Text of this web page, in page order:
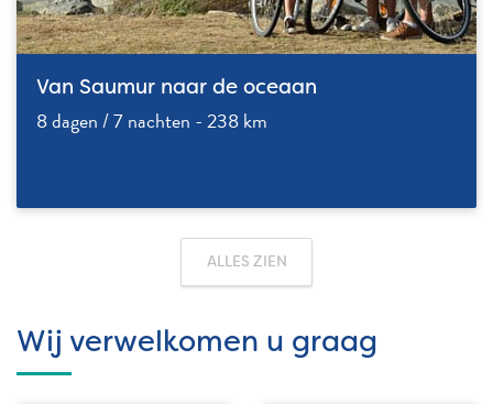
Van Saumur naar de oceaan
8 dagen / 7 nachten - 238 km
ALLES ZIEN
Wij verwelkomen u graag